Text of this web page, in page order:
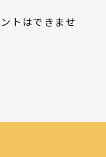
トはできませ